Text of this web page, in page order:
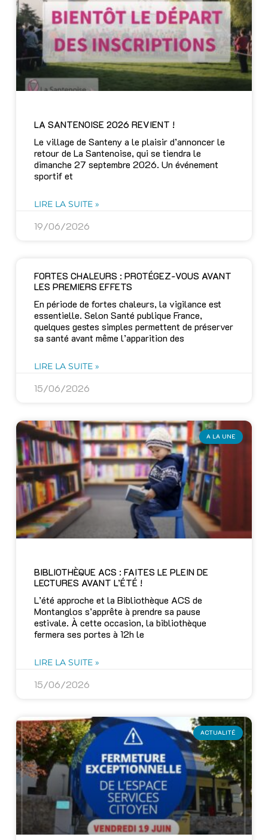
LA SANTENOISE 2026 REVIENT !
Le village de Santeny a le plaisir d’annoncer le
retour de La Santenoise, qui se tiendra le
dimanche 27 septembre 2026. Un événement
sportif et
LIRE LA SUITE »
19/06/2026
FORTES CHALEURS : PROTÉGEZ-VOUS AVANT
LES PREMIERS EFFETS
En période de fortes chaleurs, la vigilance est
essentielle. Selon Santé publique France,
quelques gestes simples permettent de préserver
sa santé avant même l’apparition des
LIRE LA SUITE »
15/06/2026
A LA UNE
BIBLIOTHÈQUE ACS : FAITES LE PLEIN DE
LECTURES AVANT L’ÉTÉ !
L’été approche et la Bibliothèque ACS de
Montanglos s’apprête à prendre sa pause
estivale. À cette occasion, la bibliothèque
fermera ses portes à 12h le
LIRE LA SUITE »
15/06/2026
ACTUALITÉ